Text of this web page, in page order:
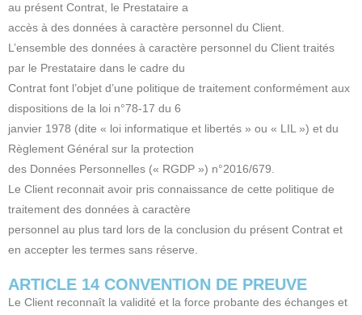
au présent Contrat, le Prestataire a
accès à des données à caractère personnel du Client.
L’ensemble des données à caractère personnel du Client traités
par le Prestataire dans le cadre du
Contrat font l’objet d’une politique de traitement conformément aux
dispositions de la loi n°78-17 du 6
janvier 1978 (dite « loi informatique et libertés » ou « LIL ») et du
Règlement Général sur la protection
des Données Personnelles (« RGDP ») n°2016/679.
Le Client reconnait avoir pris connaissance de cette politique de
traitement des données à caractère
personnel au plus tard lors de la conclusion du présent Contrat et
en accepter les termes sans réserve.
ARTICLE 14 CONVENTION DE PREUVE
Le Client reconnaît la validité et la force probante des échanges et